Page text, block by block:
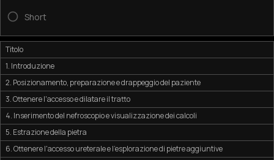
Short
Titolo
1. Introduzione
2. Posizionamento, preparazione e drappeggio del paziente
3. Ottenere l'accesso e dilatare il tratto
4. Inserimento del nefroscopio e visualizzazione dei calcoli
5. Estrazione della pietra
6. Ottenere l'accesso ureterale e l'esplorazione di pietre aggiuntive